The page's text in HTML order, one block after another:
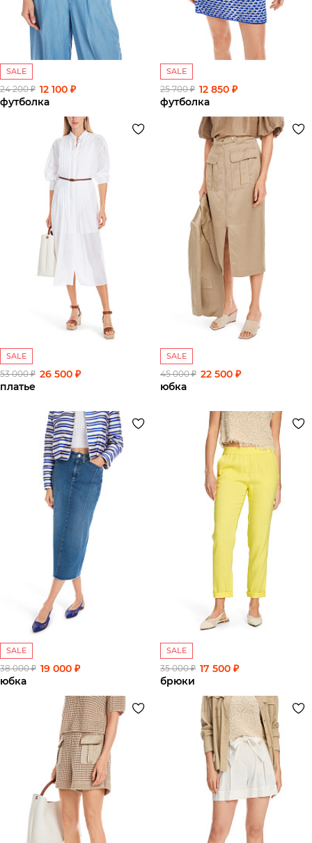
SALE
24 200 ₽ 12 100 ₽
футболка
SALE
25 700 ₽ 12 850 ₽
футболка
SALE
53 000 ₽ 26 500 ₽
платье
SALE
45 000 ₽ 22 500 ₽
юбка
SALE
38 000 ₽ 19 000 ₽
юбка
SALE
35 000 ₽ 17 500 ₽
брюки